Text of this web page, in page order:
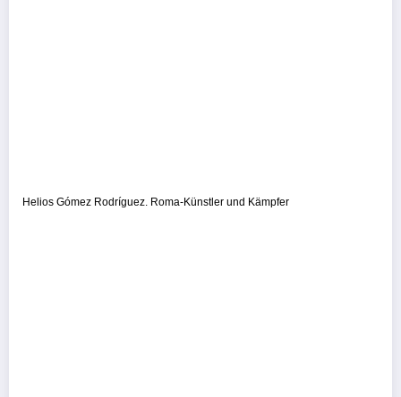
Helios Gómez Rodríguez. Roma-Künstler und Kämpfer